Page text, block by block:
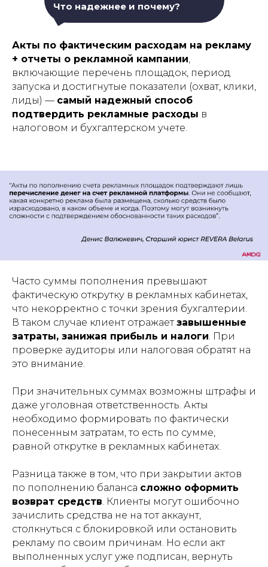
Что надежнее и почему?
Акты по фактическим расходам на рекламу
+ отчеты о рекламной кампании,
включающие перечень площадок, период
запуска и достигнутые показатели (охват, клики,
лиды) — самый надежный способ
подтвердить рекламные расходы в
налоговом и бухгалтерском учете.
Часто суммы пополнения превышают
фактическую открутку в рекламных кабинетах,
что некорректно с точки зрения бухгалтерии.
В таком случае клиент отражаетзавышенные
затраты, занижая прибыль и налоги . При
проверке аудиторы или налоговая обратят на
это внимание.
При значительных суммах возможны штрафы и
даже уголовная ответственность. Акты
необходимо формировать по фактически
понесенным затратам, то есть по сумме,
равной открутке в рекламных кабинетах.
Разница также в том, что при закрытии актов
по пополнению баланса сложно оформить
возврат средств . Клиенты могут ошибочно
зачислить средства не на тот аккаунт,
столкнуться с блокировкой или остановить
рекламу по своим причинам. Но если акт
выполненных услуг уже подписан, вернуть